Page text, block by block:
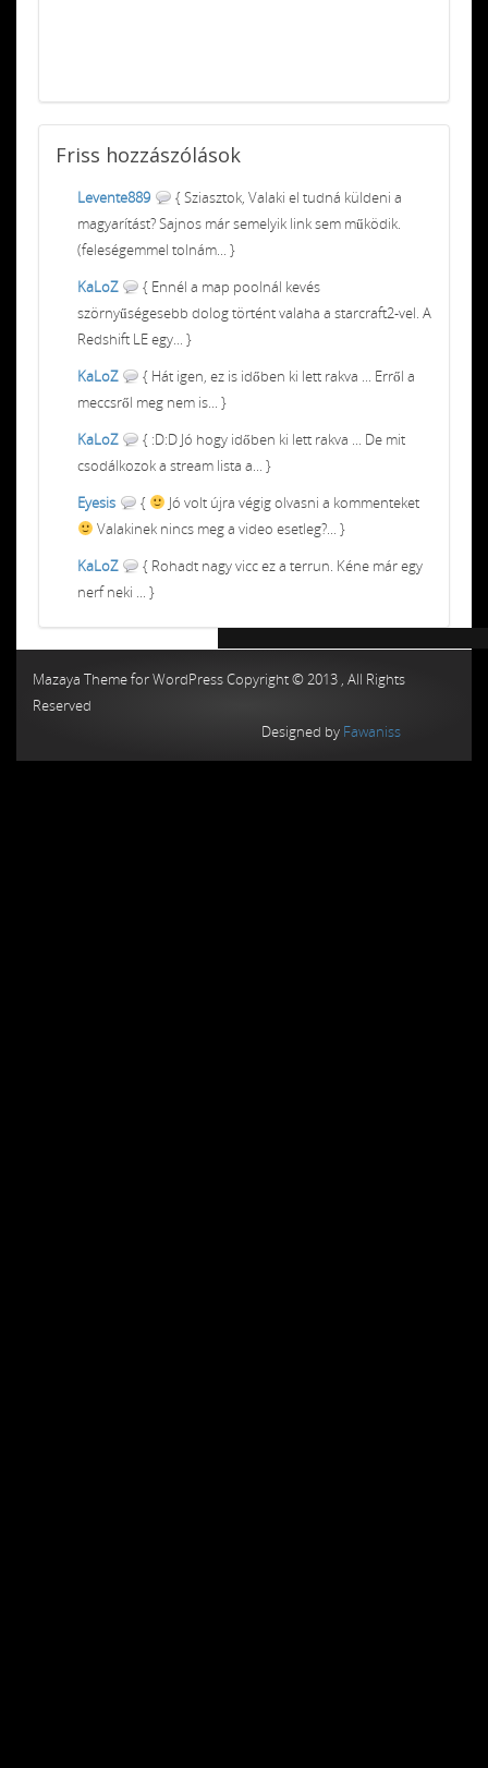
Friss hozzászólások
Levente889
{ Sziasztok, Valaki el tudná küldeni a
magyarítást? Sajnos már semelyik link sem működik.
(feleségemmel tolnám... }
KaLoZ
{ Ennél a map poolnál kevés
szörnyűségesebb dolog történt valaha a starcraft2-vel. A
Redshift LE egy... }
KaLoZ
{ Hát igen, ez is időben ki lett rakva ... Erről a
meccsről meg nem is... }
KaLoZ
{ :D:D Jó hogy időben ki lett rakva ... De mit
csodálkozok a stream lista a... }
Eyesis
{
Jó volt újra végig olvasni a kommenteket
Valakinek nincs meg a video esetleg?... }
KaLoZ
{ Rohadt nagy vicc ez a terrun. Kéne már egy
nerf neki ... }
Mazaya Theme for WordPress Copyright © 2013 , All Rights
Reserved
Designed by Fawaniss